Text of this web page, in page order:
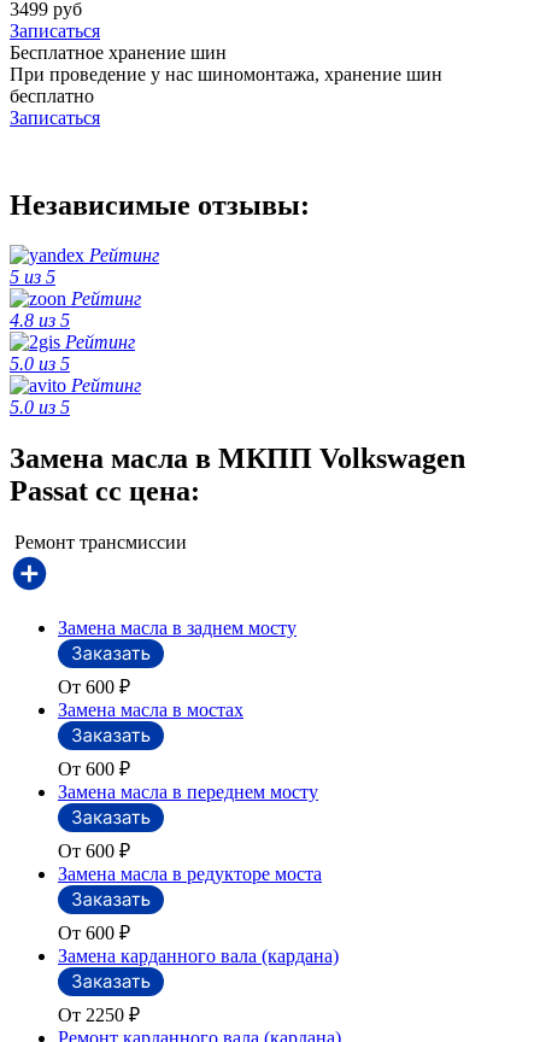
3499 руб
Записаться
Бесплатное хранение шин
При проведение у нас шиномонтажа, хранение шин
бесплатно
Записаться
Независимые отзывы:
Рейтинг
5 из 5
Рейтинг
4.8 из 5
Рейтинг
5.0 из 5
Рейтинг
5.0 из 5
Замена масла в МКПП Volkswagen
Passat cc цена:
Ремонт трансмиссии
Замена масла в заднем мосту
От 600 ₽
Замена масла в мостах
От 600 ₽
Замена масла в переднем мосту
От 600 ₽
Замена масла в редукторе моста
От 600 ₽
Замена карданного вала (кардана)
От 2250 ₽